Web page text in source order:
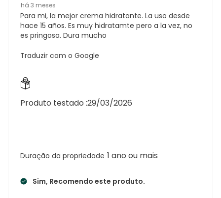
há 3 meses
Para mi, la mejor crema hidratante. La uso desde
hace 15 años. Es muy hidratamte pero a la vez, no
es pringosa. Dura mucho
Traduzir com o Google
Duração da propriedade 1 ano ou mais
Sim, Recomendo este produto.
Produto testado :29/03/2026